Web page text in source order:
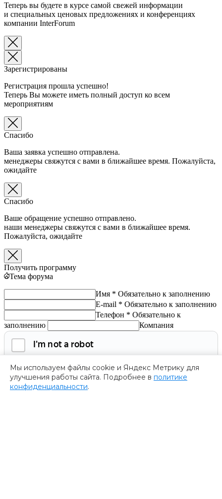
Мы используем файлы cookie и Яндекс Метрику для
улучшения работы сайта. Подробнее в политике
конфиденциальности.
Теперь вы будете в курсе самой свежей информации
и специальных ценовых предложениях и конференциях
компании InterForum
Зарегистрированы
Регистрация прошла успешно!
Теперь Вы можете иметь полный доступ ко всем
мероприятиям
Спасибо
Ваша заявка успешно отправлена.
менеджеры свяжутся с вами в ближайшее время. Пожалуйста,
ожидайте
Спасибо
Ваше обращение успешно отправлено.
наши менеджеры свяжутся с вами в ближайшее время.
Пожалуйста, ожидайте
Получить программу
Тема форума
Имя * Обязательно к заполнению
E-mail * Обязательно к заполнению
Телефон * Обязательно к
заполнению
Компания